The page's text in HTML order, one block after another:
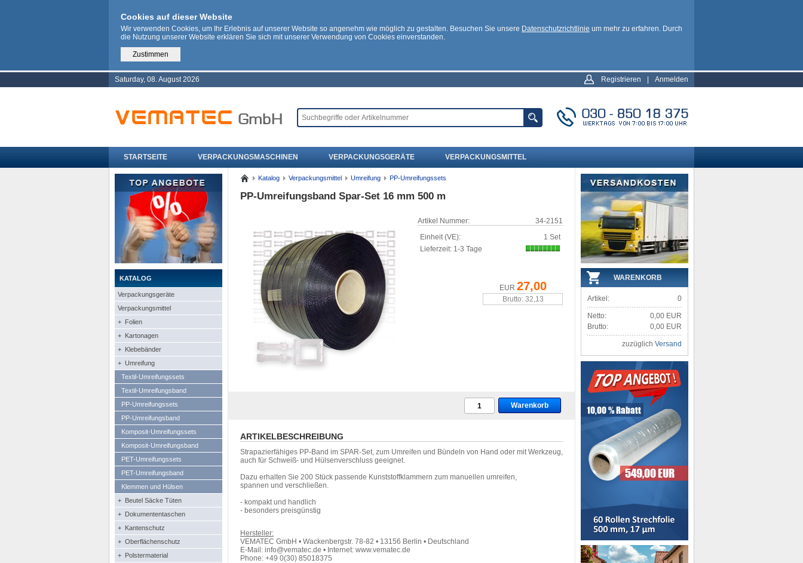
Cookies auf dieser Website
Wir verwenden Cookies, um Ihr Erlebnis auf unserer Website so angenehm wie möglich zu gestalten. Besuchen Sie unsere Datenschutzrichtlinie um mehr zu erfahren. Durch
die Nutzung unserer Website erklären Sie sich mit unserer Verwendung von Cookies einverstanden.
Zustimmen
Saturday, 08. August 2026 Registrieren Anmelden
STARTSEITE VERPACKUNGSMASCHINEN VERPACKUNGSGERÄTE VERPACKUNGSMITTEL
KATALOG
Verpackungsgeräte
Verpackungsmittel
+ Folien
+ Kartonagen
+ Klebebänder
+ Umreifung
Textil-Umreifungssets
Textil-Umreifungsband
PP-Umreifungssets
PP-Umreifungsband
Komposit-Umreifungssets
Komposit-Umreifungsband
PET-Umreifungssets
PET-Umreifungsband
Klemmen und Hülsen
+ Beutel Säcke Tüten
+ Dokumententaschen
+ Kantenschutz
+ Oberflächenschutz
+ Polstermaterial
Katalog Verpackungsmittel Umreifung PP-Umreifungssets
PP-Umreifungsband Spar-Set 16 mm 500 m
Artikel Nummer:
34-2151
Einheit (VE):
1 Set
Lieferzeit: 1-3 Tage
EUR 27,00
Brutto: 32,13
ARTIKELBESCHREIBUNG
Strapazierfähiges PP-Band im SPAR-Set, zum Umreifen und Bündeln von Hand oder mit Werkzeug,
auch für Schweiß- und Hülsenverschluss geeignet.
Dazu erhalten Sie 200 Stück passende Kunststoffklammern zum manuellen umreifen,
spannen und verschließen.
- kompakt und handlich
- besonders preisgünstig
Hersteller:
VEMATEC GmbH • Wackenbergstr. 78-82 • 13156 Berlin • Deutschland
E-Mail: info@vematec.de • Internet: www.vematec.de
Phone: +49 0(30) 85018375
WARENKORB
Artikel: 0
Netto:
0,00 EUR
Brutto:
0,00 EUR
zuzüglich Versand